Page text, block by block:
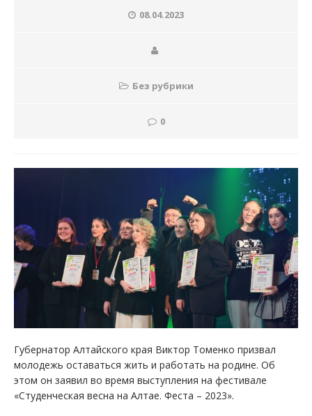
08.04.2023
Без рубрики
0
Губернатор Алтайского края Виктор Томенко призвал
молодежь оставаться жить и работать на родине. Об
этом он заявил во время выступления на фестивале
«Студенческая весна на Алтае. Феста – 2023».